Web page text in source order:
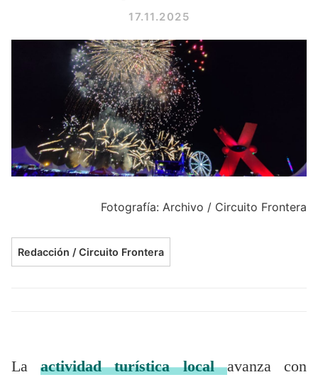
17.11.2025
Fotografía: Archivo / Circuito Frontera
Redacción / Circuito Frontera
Laactividad turística localavanza con